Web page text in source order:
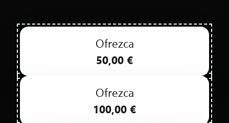
CONSEJOS Y TUTORIALES
FAQ
CONTACTARNOS
Ofrezca
50,00 €
Ofrezca
100,00 €